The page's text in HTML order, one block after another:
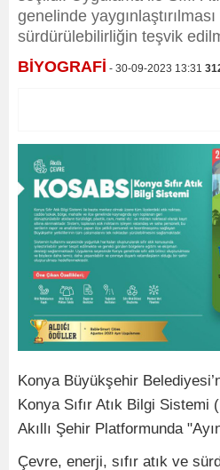
genelinde
sürdürülebilirliğin teşvik
BİYOGRAFİ - 30-09-2023 13:31
Konya Büyükşehir
Konya Sıfır Atık Bilgi Sistemi
Akıllı Şehir Platformunda
Çevre, enerji, sıfır atık ve